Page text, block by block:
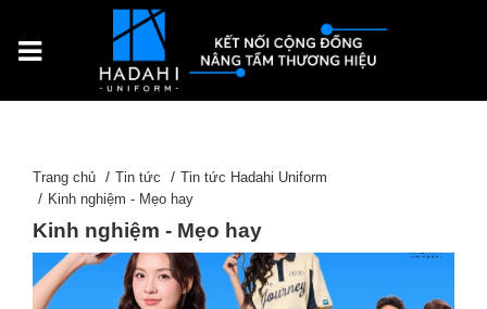
Trang chủ Tin tức
Tin tức Hadahi Uniform
Kinh nghiệm - Mẹo hay
Kinh nghiệm - Mẹo hay